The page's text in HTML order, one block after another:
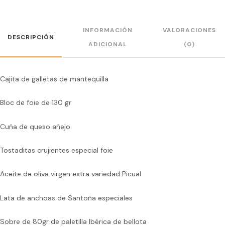
DESCRIPCIÓN
INFORMACIÓN
ADICIONAL
VALORACIONES
(0)
Cajita de galletas de mantequilla
Bloc de foie de 130 gr
Cuña de queso añejo
Tostaditas crujientes especial foie
Aceite de oliva virgen extra variedad Picual
Lata de anchoas de Santoña especiales
Sobre de 80gr de paletilla Ibérica de bellota